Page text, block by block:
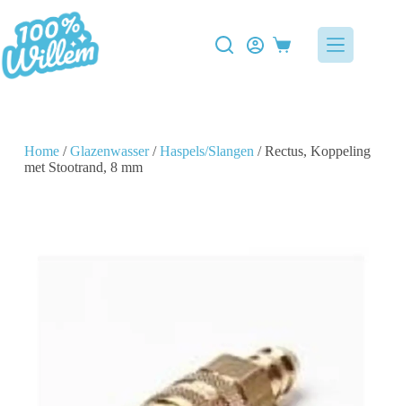
Home/Glazenwasser/Haspels/Slangen / Rectus, Koppeling
met Stootrand, 8 mm